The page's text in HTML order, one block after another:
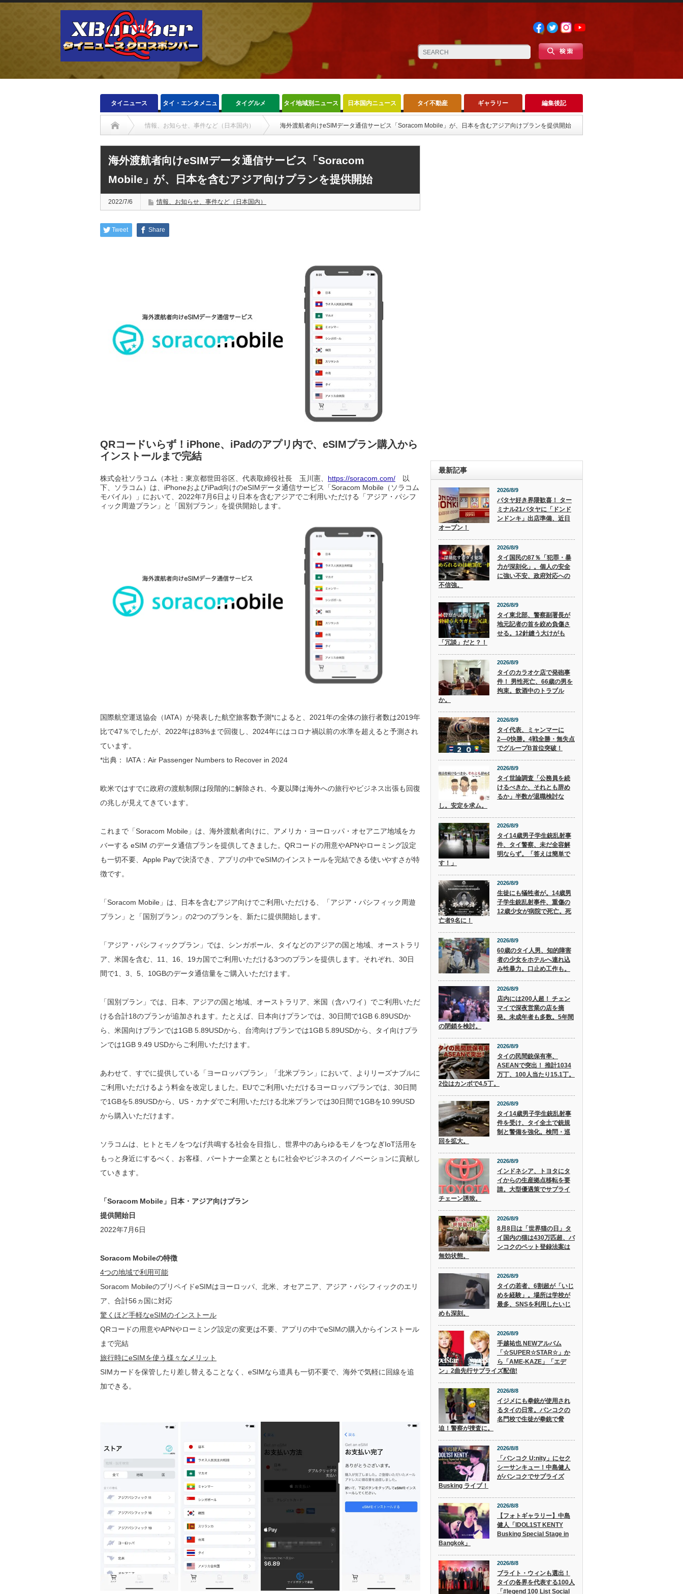
タイニュース タイ・エンタメニュ
ース
タイグルメ タイ地域別ニュース 日本国内ニュース タイ不動産 ギャラリー 編集後記
情報、お知らせ、事件など（日本国内） 海外渡航者向けeSIMデータ通信サービス「Soracom Mobile」が、日本を含むアジア向けプランを提供開始
海外渡航者向けeSIMデータ通信サービス「Soracom
Mobile」が、日本を含むアジア向けプランを提供開始
2022/7/6 情報、お知らせ、事件など（日本国内）
Tweet Share
QRコードいらず！iPhone、iPadのアプリ内で、eSIMプラン購入から
インストールまで完結
株式会社ソラコム（本社：東京都世田谷区、代表取締役社長 玉川憲、 https://soracom.com/ 以
下、ソラコム）は、iPhoneおよびiPad向けのeSIMデータ通信サービス「Soracom Mobile（ソラコム
モバイル）」において、2022年7月6日より日本を含むアジアでご利用いただける「アジア・パシフ
ィック周遊プラン」と「国別プラン」を提供開始します。
国際航空運送協会（IATA）が発表した航空旅客数予測*によると、2021年の全体の旅行者数は2019年
比で47％でしたが、2022年は83%まで回復し、2024年にはコロナ禍以前の水準を超えると予測され
ています。
*出典： IATA：Air Passenger Numbers to Recover in 2024
欧米ではすでに政府の渡航制限は段階的に解除され、今夏以降は海外への旅行やビジネス出張も回復
の兆しが見えてきています。
これまで「Soracom Mobile」は、海外渡航者向けに、アメリカ・ヨーロッパ・オセアニア地域をカ
バーする eSIM のデータ通信プランを提供してきました。QRコードの用意やAPNやローミング設定
も一切不要、Apple Payで決済でき、アプリの中でeSIMのインストールを完結できる使いやすさが特
徴です。
「Soracom Mobile」は、日本を含むアジア向けでご利用いただける、「アジア・パシフィック周遊
プラン」と「国別プラン」の2つのプランを、新たに提供開始します。
「アジア・パシフィックプラン」では、シンガポール、タイなどのアジアの国と地域、オーストラリ
ア、米国を含む、11、16、19カ国でご利用いただける3つのプランを提供します。それぞれ、30日
間で1、3、5、10GBのデータ通信量をご購入いただけます。
「国別プラン」では、日本、アジアの国と地域、オーストラリア、米国（含ハワイ）でご利用いただ
ける合計18のプランが追加されます。たとえば、日本向けプランでは、30日間で1GB 6.89USDか
ら、米国向けプランでは1GB 5.89USDから、台湾向けプランでは1GB 5.89USDから、タイ向けプラ
ンでは1GB 9.49 USDからご利用いただけます。
あわせて、すでに提供している「ヨーロッパプラン」「北米プラン」において、よりリーズナブルに
ご利用いただけるよう料金を改定しました。EUでご利用いただけるヨーロッパプランでは、30日間
で1GBを5.89USDから、US・カナダでご利用いただける北米プランでは30日間で1GBを10.99USD
から購入いただけます。
ソラコムは、ヒトとモノをつなげ共鳴する社会を目指し、世界中のあらゆるモノをつなぎIoT活用を
もっと身近にするべく、お客様、パートナー企業とともに社会やビジネスのイノベーションに貢献し
ていきます。
「Soracom Mobile」日本・アジア向けプラン
提供開始日
2022年7月6日
Soracom Mobileの特徴
4つの地域で利用可能
Soracom MobileのプリペイドeSIMはヨーロッパ、北米、オセアニア、アジア・パシフィックのエリ
ア、合計56ヵ国に対応
驚くほど手軽なeSIMのインストール
QRコードの用意やAPNやローミング設定の変更は不要、アプリの中でeSIMの購入からインストール
まで完結
旅行時にeSIMを使う様々なメリット
SIMカードを保管したり差し替えることなく、eSIMなら道具も一切不要で、海外で気軽に回線を追
加できる。
最新記事
2026/8/9
パタヤ好き界隈歓喜！ ター
ミナル21パタヤに「ドンド
ンドンキ」出店準備、近日
オープン！
2026/8/9
タイ国民の87％「犯罪・暴
力が深刻化」。個人の安全
に強い不安、政府対応への
不信強。
2026/8/9
タイ東北部、警察副署長が
地元記者の首を絞め負傷さ
せる。12針縫う大けがも
「冗談」だと？！
2026/8/9
タイのカラオケ店で発砲事
件！ 男性死亡、66歳の男を
拘束。飲酒中のトラブル
か。
2026/8/9
タイ代表、ミャンマーに
2―0快勝。4戦全勝・無失点
でグループB首位突破！
2026/8/9
タイ世論調査「公務員を続
けるべきか、それとも辞め
るか」半数が退職検討な
し。安定を求ム。
2026/8/9
タイ14歳男子学生銃乱射事
件、タイ警察、未だ全容解
明ならず。「答えは簡単で
す！」
2026/8/9
生徒にも犠牲者が。14歳男
子学生銃乱射事件、重傷の
12歳少女が病院で死亡。死
亡者9名に！
2026/8/9
60歳のタイ人男、知的障害
者の少女をホテルへ連れ込
み性暴力。口止め工作も。
2026/8/9
店内には200人超！ チェン
マイで深夜営業の店を摘
発。未成年者も多数。5年間
の閉鎖を検討。
2026/8/9
タイの民間銃保有率、
ASEANで突出！ 推計1034
万丁、100人当たり15.1丁。
2位はカンボで4.5丁。
2026/8/9
タイ14歳男子学生銃乱射事
件を受け、タイ全土で銃規
制と警備を強化。検問・巡
回を拡大。
2026/8/9
インドネシア、トヨタにタ
イからの生産拠点移転を要
請。大型優遇策でサプライ
チェーン誘致。
2026/8/9
8月8日は「世界猫の日」タ
イ国内の猫は430万匹超、バ
ンコクのペット登録法案は
無効状態。
2026/8/9
タイの若者、6割超が「いじ
めを経験」。場所は学校が
最多、SNSを利用したいじ
めも深刻。
2026/8/9
手越祐也 NEWアルバム
「☆SUPER☆STAR☆」か
ら「AME-KAZE」「エデ
ン」2曲先行サプライズ配信!
2026/8/8
イジメにも拳銃が使用され
るタイの日常。バンコクの
名門校で生徒が拳銃で脅
迫！警察が捜査に。
2026/8/8
「バンコク U:nity」にセク
シーサンキュー！中島健人
がバンコクでサプライズ
Busking ライブ！
2026/8/8
【フォトギャラリー】中島
健人「IDOL1ST KENTY
Busking Special Stage in
Bangkok」
2026/8/8
ブライト・ウィンも選出！
タイの各界を代表する100人
「#legend 100 List Social